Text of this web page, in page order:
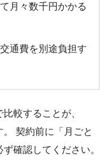
月々数千円かかる
通費を別途負担す
比較することが、
契約前に「月ごと
確認してください。